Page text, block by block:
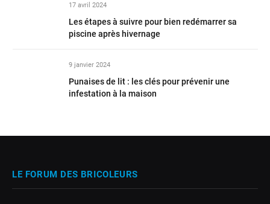
17 avril 2024
Les étapes à suivre pour bien redémarrer sa
piscine après hivernage
9 janvier 2024
Punaises de lit : les clés pour prévenir une
infestation à la maison
LE FORUM DES BRICOLEURS